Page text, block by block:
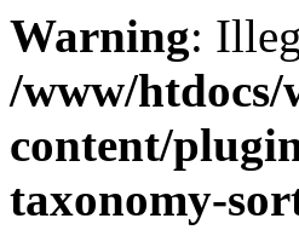
Warning:
/www/
content/
taxonomy-